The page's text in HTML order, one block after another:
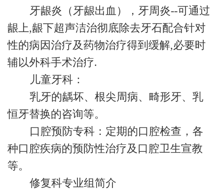
牙龈炎（牙龈出血），牙周炎--可通过
龈上,龈下超声洁治彻底除去牙石配合针对
性的病因治疗及药物治疗得到缓解,必要时
辅以外科手术治疗.
儿童牙科：
乳牙的龋坏、根尖周病、畸形牙、乳
恒牙替换的咨询等。
口腔预防专科：定期的口腔检查，各
种口腔疾病的预防性治疗及口腔卫生宣教
等。
修复科专业组简介